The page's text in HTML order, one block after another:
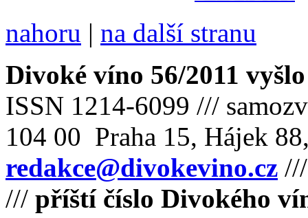
nahoru | na další stranu
Divoké víno 56/2011
ISSN 1214-6099 ///
104 00 Praha 15, Hájek
redakce@divokevino.cz
/// příští číslo Divokého